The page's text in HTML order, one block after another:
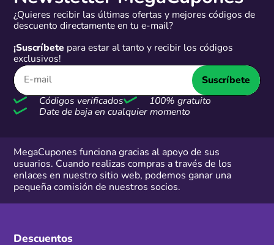
¿Quieres recibir las últimas ofertas y mejores códigos de
descuento directamente en tu e-mail?
¡Suscríbete para estar al tanto y recibir los códigos
exclusivos!
Suscríbete
Códigos verificados
100% gratuito
Date de baja en cualquier momento
MegaCupones funciona gracias al apoyo de sus
usuarios. Cuando realizas compras a través de los
enlaces en nuestro sitio web, podemos ganar una
pequeña comisión de nuestros socios.
Descuentos